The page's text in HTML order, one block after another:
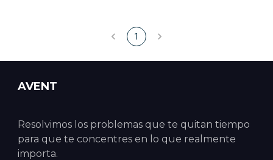
1
AVENT
Resolvimos los problemas que te quitan tiempo
para que te concentres en lo que realmente
importa.